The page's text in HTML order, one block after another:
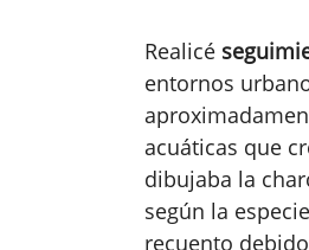
Realicé
entornos
acuáticas que
dibujaba la
según la
recuento